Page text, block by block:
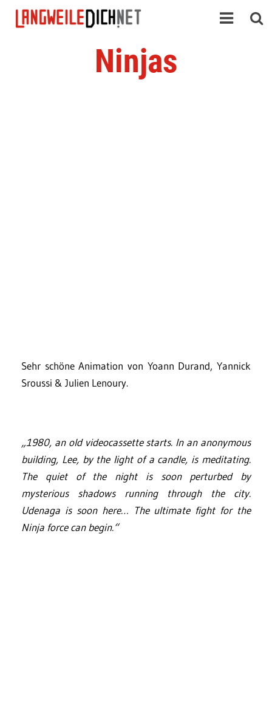
Ninjas
Sehr schöne Animation von Yoann Durand, Yannick
Sroussi & Julien Lenoury.
„1980, an old videocassette starts. In an anonymous
building, Lee, by the light of a candle, is meditating.
The quiet of the night is soon perturbed by
mysterious shadows running through the city.
Udenaga is soon here… The ultimate fight for the
Ninja force can begin.“